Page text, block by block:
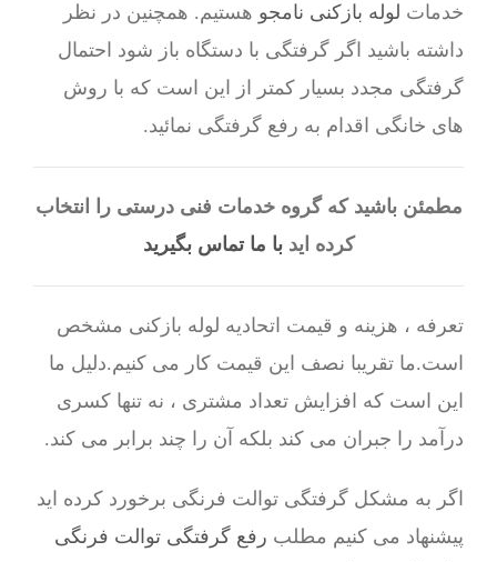
خدمات لوله بازکنی نامجو هستیم. همچنین در نظر
داشته باشید اگر گرفتگی با دستگاه باز شود احتمال
گرفتگی مجدد بسیار کمتر از این است که با روش
های خانگی اقدام به رفع گرفتگی نمائید.
مطمئن باشید که گروه خدمات فنی درستی را انتخاب
کرده ایدبا ما تماس بگیرید
تعرفه ، هزینه و قیمت اتحادیه لوله بازکنی مشخص
است.ما تقریبا نصف این قیمت کار می کنیم.دلیل ما
این است که افزایش تعداد مشتری ، نه تنها کسری
درآمد را جبران می کند بلکه آن را چند برابر می کند.
اگر به مشکل گرفتگی توالت فرنگی برخورد کرده اید
پیشنهاد می کنیم مطلب رفع گرفتگی توالت فرنگی